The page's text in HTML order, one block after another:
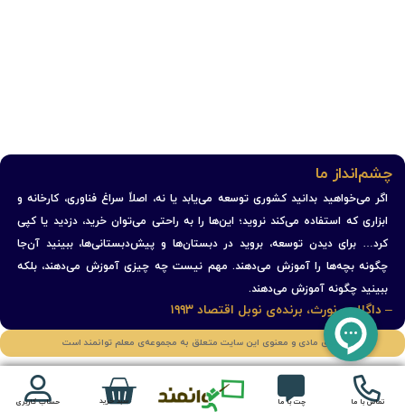
چشم‌انداز ما
اگر می‌خواهید بدانید کشوری توسعه می‌یابد یا نه، اصلاً سراغ فناوری، کارخانه و
ابزاری که استفاده می‌کند نروید؛ این‌ها را به راحتی می‌توان خرید، دزدید یا کپی
کرد… برای دیدن توسعه، بروید در دبستان‌ها و پیش‌دبستانی‌ها، ببینید آن‌جا
چگونه بچه‌ها را آموزش می‌دهند. مهم نیست چه چیزی آموزش می‌دهند، بلکه
ببینید چگونه آموزش می‌دهند.
– داگلاس نورث، برنده‌ی نوبل اقتصاد ۱۹۹۳
حقوق مادی و معنوی این سایت متعلق به مجموعه‌ی معلم توانمند است
تماس با ما چت با ما سبد خرید حساب کاربری